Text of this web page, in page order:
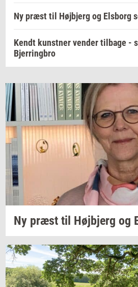
Ny præst til Højbjerg og Elsborg
Kendt kunstner vender tilbage -
Bjerringbro
Ny præst til Højb­jerg og